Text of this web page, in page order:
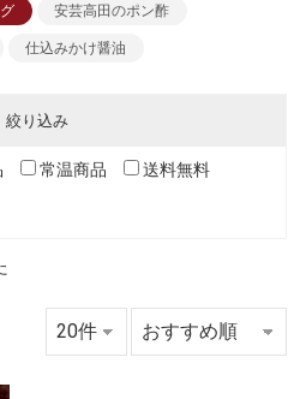
安芸高田のポン酢
仕込みかけ醤油
絞り込み
常温商品 送料無料